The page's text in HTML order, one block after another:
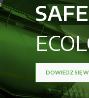
SAFE
DOWIEDZ SIĘ